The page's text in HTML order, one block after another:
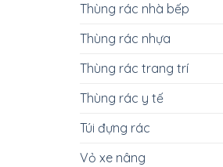
Thùng rác nhà bếp
Thùng rác nhựa
Thùng rác trang trí
Thùng rác y tế
Túi đựng rác
Vỏ xe nâng